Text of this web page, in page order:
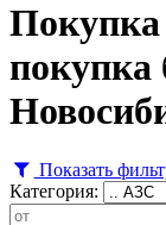
покупка
Показать
Категория: